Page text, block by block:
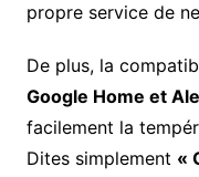
propre service de
De plus, la
Google Home et
facilement la
Dites simplement «